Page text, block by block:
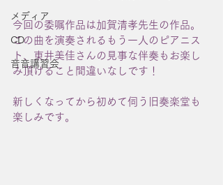
メディア
CD
音音講習会
今回の委嘱作品は加賀清孝先生の作品。
この曲を演奏されるもう一人のピアニス
ト、東井美佳さんの見事な伴奏もお楽し
み頂けること間違いなしです！
新しくなってから初めて伺う旧奏楽堂も
楽しみです。